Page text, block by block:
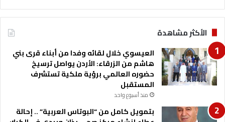
أ
ع
م
ا
ل
ا
ل
ز
ا
ع
ا
ن
ل
خ
د
م
ة
ل
ع
الأكثر مشاهدة
العيسوي خلال لقائه وفدا من أبناء قرى بني
هاشم من الزرقاء: الأردن يواصل ترسيخ
حضوره العالمي برؤية ملكية تستشرف
المستقبل
منذ أسبوع واحد
بتمويل كامل من “البوتاس العربية” .. إحالة